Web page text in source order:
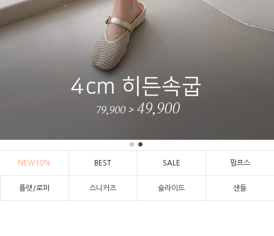
NEW10% BEST SALE 펌프스
플랫/로퍼 스니커즈 슬라이드 샌들